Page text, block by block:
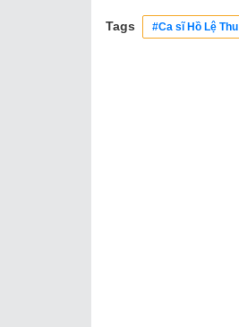
Tags #Ca sĩ Hồ Lệ Thu